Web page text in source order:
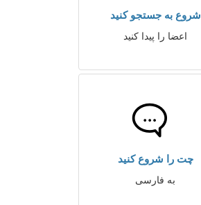
شروع به جستجو کنید
اعضا را پیدا کنید
چت را شروع کنید
به فارسی